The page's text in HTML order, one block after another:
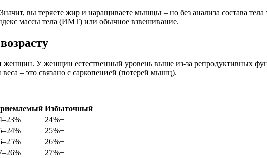
вы теряете жир и наращиваете мышцы – но без анализа состава
массы тела (ИМТ) или обычное взвешивание.
У женщин естественный уровень выше из-за репродуктивных
– это связано с саркопенией (потерей мышц).
Избыточный
24%+
25%+
26%+
27%+